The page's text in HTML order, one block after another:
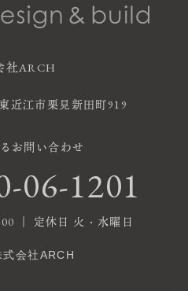
社ARCH
近江市栗見新田町919
お問い合わせ
06-1201
｜ 定休日 火・水曜日
会社ARCH